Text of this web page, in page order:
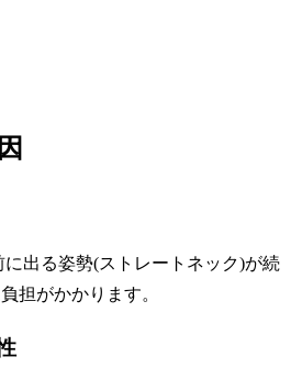
に出る姿勢(ストレートネック)が続
担がかかります。